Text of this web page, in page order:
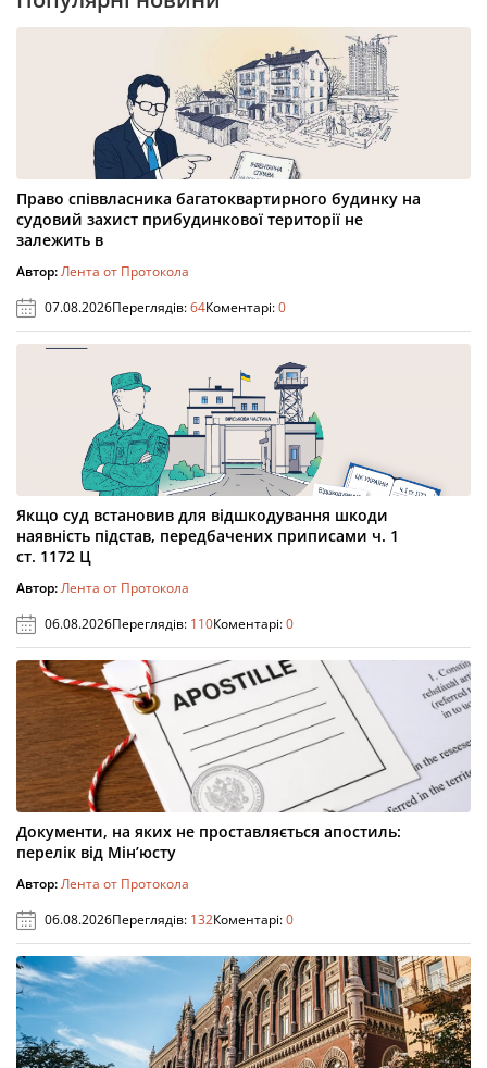
Право співвласника багатоквартирного будинку на
судовий захист прибудинкової території не
залежить в
Автор:Лента от Протокола
07.08.2026Переглядів:64Коментарі:0
Якщо суд встановив для відшкодування шкоди
наявність підстав, передбачених приписами ч. 1
ст. 1172 Ц
Автор:Лента от Протокола
06.08.2026Переглядів: 110Коментарі:0
Документи, на яких не проставляється апостиль:
перелік від Мін’юсту
Автор:Лента от Протокола
06.08.2026Переглядів: 132Коментарі:0